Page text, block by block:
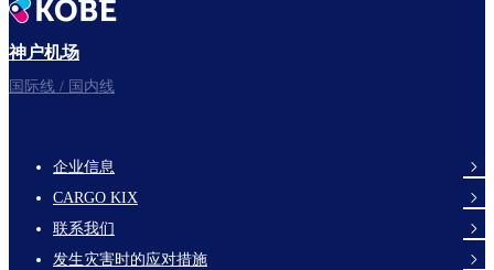
神户机场
国际线 / 国内线
footer-
links-
en-
企业信息
CARGO KIX
联系我们
发生灾害时的应对措施